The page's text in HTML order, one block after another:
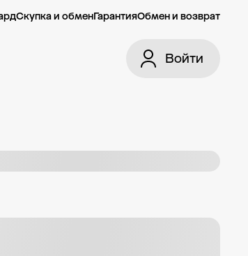
Скупка и обменГарантияОбмен и возврат
Войти